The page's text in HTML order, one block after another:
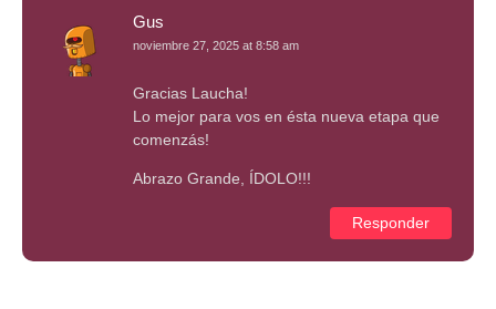
Gus
noviembre 27, 2025 at 8:58 am
Gracias Laucha!
Lo mejor para vos en ésta nueva etapa que
comenzás!
Abrazo Grande, ÍDOLO!!!
Responder